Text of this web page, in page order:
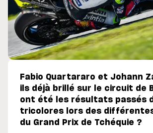
Fabio Quartararo et Johann
ils déjà brillé sur le circuit de
ont été les résultats passés
tricolores lors des
du Grand Prix de Tchéquie ?